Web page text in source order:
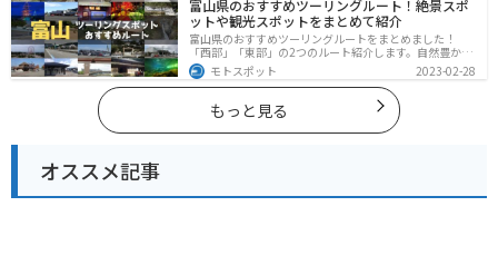
富山県のおすすめツーリングルート！絶景スポ
ットや観光スポットをまとめて紹介
富山県のおすすめツーリングルートをまとめました！
「西部」「東部」の2つのルート紹介します。自然豊かな
山と海、温泉が充実しており、美術館などもあるので、
自然を満喫するツーリングができます。バイクで富山県
にツーリングに行く際は参考にしてください。
モトスポット 2023-02-28
もっと見る
オススメ記事